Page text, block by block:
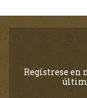
Regístrese en